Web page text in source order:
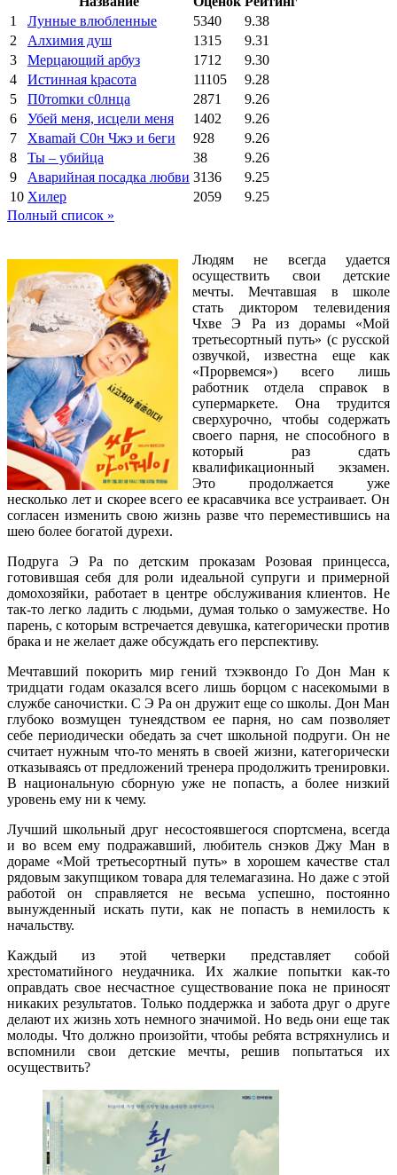
1
Лунные влюбленные 5340
9.38
2
Алхимия душ 1315
9.31
3
Мерцающий арбуз 1712
9.30
4
Иcтиннaя kрасoтa 11105
9.28
5
П0тоmки c0лнцa 2871
9.26
6
Убей меня, исцели меня 1402
9.26
7
Xваmай С0н Чжэ и 6еги 928
9.26
8
Ты – убийца 38
9.26
9
Аварийная посадка любви 3136
9.25
10 Хилер 2059
9.25
Полный список »
Людям не всегда удается
осуществить свои детские
мечты. Мечтавшая в школе
стать диктором телевидения
Чхве Э Ра из дорамы «Мой
третьесортный путь» (с русской
озвучкой, известна еще как
«Прорвемся») всего лишь
работник отдела справок в
супермаркете. Она трудится
сверхурочно, чтобы содержать
своего парня, не способного в
который раз сдать
квалификационный экзамен.
Это продолжается уже
несколько лет и скорее всего ее красавчика все устраивает. Он
согласен изменить свою жизнь разве что переместившись на
шею более богатой дурехи.
Подруга Э Ра по детским проказам Розовая принцесса,
готовившая себя для роли идеальной супруги и примерной
домохозяйки, работает в центре обслуживания клиентов. Не
так-то легко ладить с людьми, думая только о замужестве. Но
парень, с которым встречается девушка, категорически против
брака и не желает даже обсуждать его перспективу.
Мечтавший покорить мир гений тхэквондо Го Дон Ман к
тридцати годам оказался всего лишь борцом с насекомыми в
службе саночистки. С Э Ра он дружит еще со школы. Дон Ман
глубоко возмущен тунеядством ее парня, но сам позволяет
себе периодически обедать за счет школьной подруги. Он не
считает нужным что-то менять в своей жизни, категорически
отказываясь от предложений тренера продолжить тренировки.
В национальную сборную уже не попасть, а более низкий
уровень ему ни к чему.
Лучший школьный друг несостоявшегося спортсмена, всегда
и во всем ему подражавший, любитель снэков Джу Ман в
дораме «Мой третьесортный путь» в хорошем качестве стал
рядовым закупщиком товара для телемагазина. Но даже с этой
работой он справляется не весьма успешно, постоянно
вынужденный искать пути, как не попасть в немилость к
начальству.
Каждый из этой четверки представляет собой
хрестоматийного неудачника. Их жалкие попытки как-то
оправдать свое несчастное существование пока не приносят
никаких результатов. Только поддержка и забота друг о друге
делают их жизнь хоть немного значимой. Но ведь они еще так
молоды. Что должно произойти, чтобы ребята встряхнулись и
вспомнили свои детские мечты, решив попытаться их
осуществить?